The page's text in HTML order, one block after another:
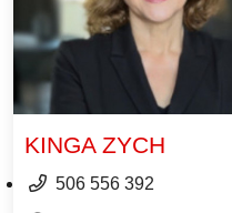
KINGA ZYCH
506 556 392